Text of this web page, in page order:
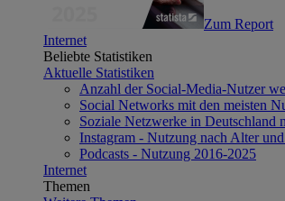
Zum Report
Internet
Beliebte Statistiken
Aktuelle Statistiken
Anzahl der Social-Media-Nutzer
Social Networks mit den meisten
Soziale Netzwerke in Deutschland
Instagram - Nutzung nach Alter
Podcasts - Nutzung 2016-2025
Internet
Themen